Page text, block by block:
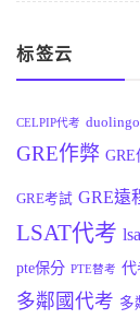
标签云
CELPIP代考
GRE作弊 GRE
GRE考試 GRE遠
LSAT代考
pte保分 PTE替考 代
多鄰國代考 多